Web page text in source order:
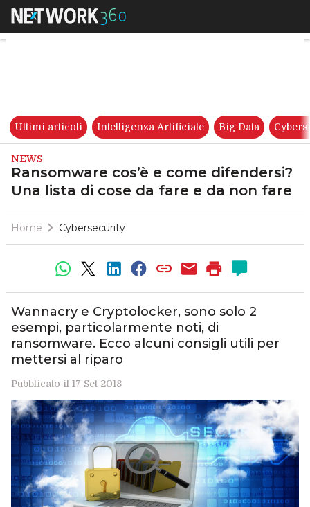
Ransomware cos’è e come
Ultimi articoli Intelligenza Artificiale Big Data
NEWS
Ransomware cos’è e come difendersi?
Una lista di cose da fare e da non fare
Home Cybersecurity
Wannacry e Cryptolocker, sono solo 2
esempi, particolarmente noti, di
ransomware. Ecco alcuni consigli utili per
mettersi al riparo
Pubblicato il 17 Set 2018